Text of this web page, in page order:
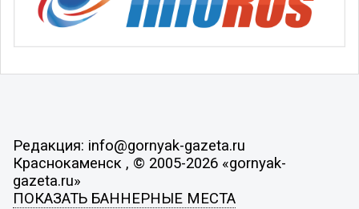
Редакция: info@gornyak-gazeta.ru
Краснокаменск , © 2005-2026 «gornyak-
gazeta.ru»
ПОКАЗАТЬ БАННЕРНЫЕ МЕСТА